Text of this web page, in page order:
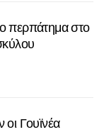
περπάτημα στο
Γουϊνέα